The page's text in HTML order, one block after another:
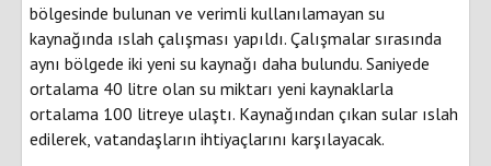
bölgesinde bulunan ve verimli kullanılamayan su
kaynağında ıslah çalışması yapıldı. Çalışmalar sırasında
aynı bölgede iki yeni su kaynağı daha bulundu. Saniyede
ortalama 40 litre olan su miktarı yeni kaynaklarla
ortalama 100 litreye ulaştı. Kaynağından çıkan sular ıslah
edilerek, vatandaşların ihtiyaçlarını karşılayacak.